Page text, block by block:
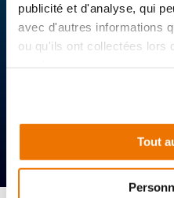
publicité et d'analyse, qui
avec d'autres informations
ou qu'ils ont collectées lors
Tout